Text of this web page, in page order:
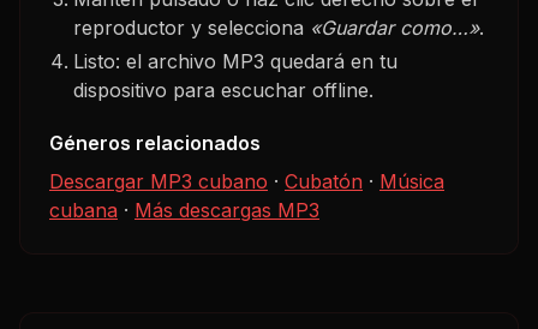
reproductor y selecciona «Guardar como…».
Listo: el archivo MP3 quedará en tu
dispositivo para escuchar offline.
Géneros relacionados
Descargar MP3 cubano · Cubatón · Música
cubana · Más descargas MP3